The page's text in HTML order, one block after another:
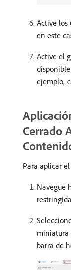
Active los
en este
Active el
ejemplo,
Cerrado
Para aplicar
Navegue
miniatura
barra de